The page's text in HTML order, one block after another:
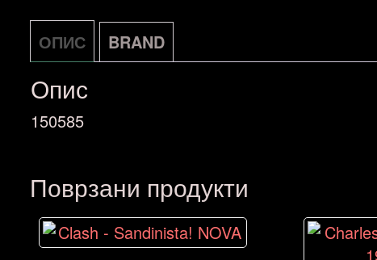
ОПИС BRAND
Опис
150585
Поврзани продукти